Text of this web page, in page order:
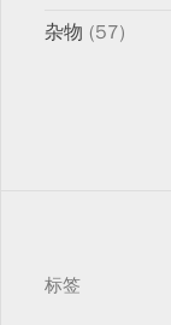
杂物 (57)
标签